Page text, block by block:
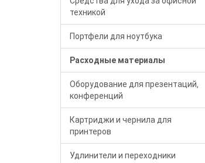
техникой
Портфели для ноутбука
Расходные материалы
Оборудование для презентаций,
конференций
Картриджи и чернила для
принтеров
Удлинители и переходники